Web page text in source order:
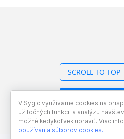
SCROLL TO TOP
V Sygic využívame cookies na
užitočných funkcii a analýzu
možné kedykoľvek upraviť. Viac
používania súborov cookies.